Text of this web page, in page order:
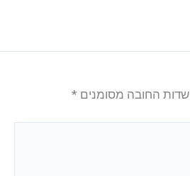
שדות החובה מסומנים *